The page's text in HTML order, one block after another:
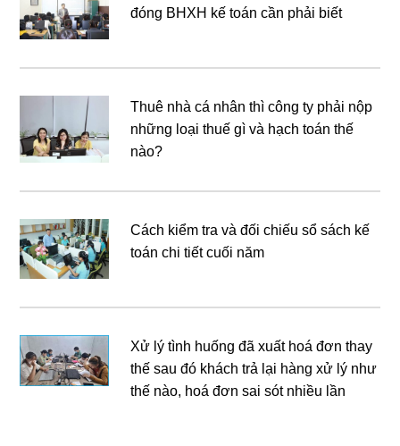
đóng BHXH kế toán cần phải biết
Thuê nhà cá nhân thì công ty phải nộp
những loại thuế gì và hạch toán thế
nào?
Cách kiểm tra và đối chiếu sổ sách kế
toán chi tiết cuối năm
Xử lý tình huống đã xuất hoá đơn thay
thế sau đó khách trả lại hàng xử lý như
thế nào, hoá đơn sai sót nhiều lần